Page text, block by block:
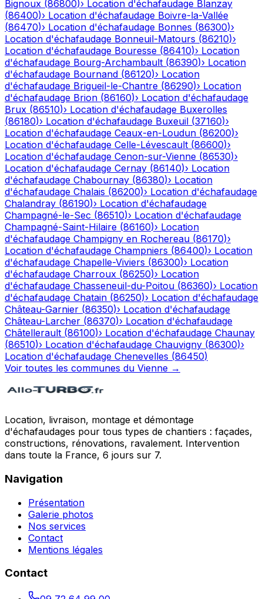
Bignoux (86800)› Location d'échafaudage Blanzay
(86400)› Location d'échafaudage Boivre-la-Vallée
(86470)› Location d'échafaudage Bonnes (86300)›
Location d'échafaudage Bonneuil-Matours (86210)›
Location d'échafaudage Bouresse (86410)› Location
d'échafaudage Bourg-Archambault (86390)› Location
d'échafaudage Bournand (86120)› Location
d'échafaudage Brigueil-le-Chantre (86290)› Location
d'échafaudage Brion (86160)› Location d'échafaudage
Brux (86510)› Location d'échafaudage Buxerolles
(86180)› Location d'échafaudage Buxeuil (37160)›
Location d'échafaudage Ceaux-en-Loudun (86200)›
Location d'échafaudage Celle-Lévescault (86600)›
Location d'échafaudage Cenon-sur-Vienne (86530)›
Location d'échafaudage Cernay (86140)› Location
d'échafaudage Chabournay (86380)› Location
d'échafaudage Chalais (86200)› Location d'échafaudage
Chalandray (86190)› Location d'échafaudage
Champagné-le-Sec (86510)› Location d'échafaudage
Champagné-Saint-Hilaire (86160)› Location
d'échafaudage Champigny en Rochereau (86170)›
Location d'échafaudage Champniers (86400)› Location
d'échafaudage Chapelle-Viviers (86300)› Location
d'échafaudage Charroux (86250)› Location
d'échafaudage Chasseneuil-du-Poitou (86360)› Location
d'échafaudage Chatain (86250)› Location d'échafaudage
Château-Garnier (86350)› Location d'échafaudage
Château-Larcher (86370)› Location d'échafaudage
Châtellerault (86100)› Location d'échafaudage Chaunay
(86510)› Location d'échafaudage Chauvigny (86300)›
Location d'échafaudage Chenevelles (86450)
Voir toutes les communes du Vienne →
Location, livraison, montage et démontage
d'échafaudages pour tous types de chantiers : façades,
constructions, rénovations, ravalement. Intervention
dans toute la France, 6 jours sur 7.
Navigation
Présentation
Galerie photos
Nos services
Contact
Mentions légales
Contact